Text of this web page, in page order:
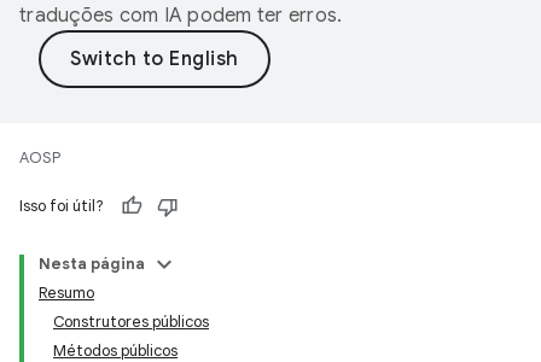
traduções com IA podem ter erros.
AOSP
Isso foi útil?
Nesta página
Resumo
Construtores públicos
Métodos públicos